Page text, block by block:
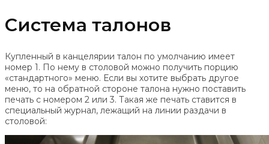
Система талонов
Купленный в канцелярии талон по умолчанию имеет
номер 1. По нему в столовой можно получить порцию
«стандартного» меню. Если вы хотите выбрать другое
меню, то на обратной стороне талона нужно поставить
печать с номером 2 или 3. Такая же печать ставится в
специальный журнал, лежащий на линии раздачи в
столовой: